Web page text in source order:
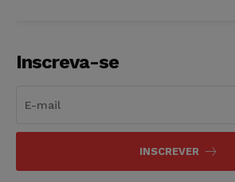
Inscreva-se
INSCREVER